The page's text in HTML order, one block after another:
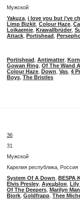
Мужской
Yakuza i love you but i've
Limp Bizkit Colour Haze
Loikaemie Krawallbrüder
Attack Portishead
Portishead Antimatter Korn
Gowan Ring Of The Wand
Colour Haze Down Vas 4
Boys The Bristles
36
31
Мужской
Карелия республика, Россия
System Of A Down BESPA
Elvis Presley АукцЫон Lily
Of The Deepers Marilyn
Bjork Goldfrapp Thee